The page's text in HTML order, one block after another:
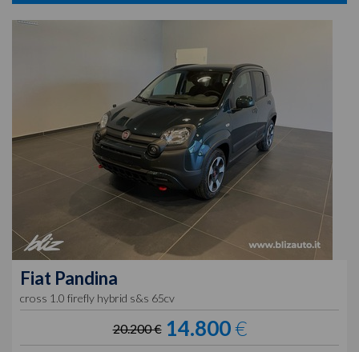
Fiat Pandina
cross 1.0 firefly hybrid s&s 65cv
20.200 € 14.800€